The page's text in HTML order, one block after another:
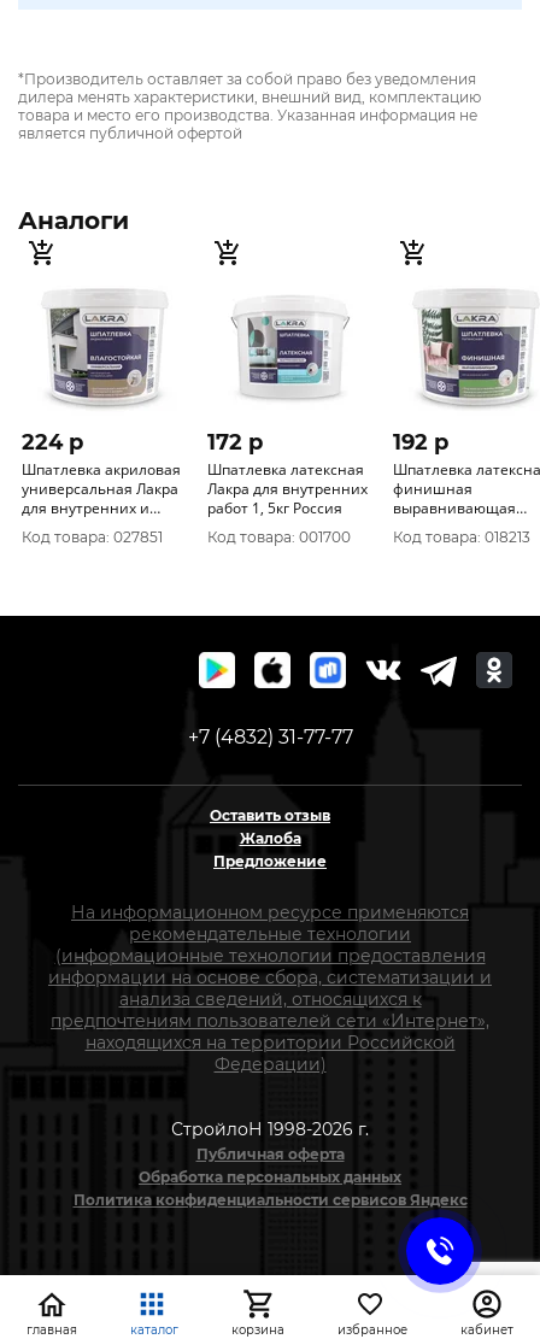
*Производитель оставляет за собой право без уведомления
дилера менять характеристики, внешний вид, комплектацию
товара и место его производства. Указанная информация не
является публичной офертой
Аналоги
224 p
Шпатлевка акриловая
универсальная Лакра
для внутренних и
наружных работ 1, 5
Код товара: 027851
172 p
Шпатлевка латексная
Лакра для внутренних
работ 1, 5кг Россия
Код товара: 001700
192 p
Шпатлевка
финишная
выравнивающая
Лакра для
гипсокартона 1, 5кг
Код товара: 018213
+7 (4832) 31-77-77
Оставить отзыв
Жалоба
Предложение
На информационном ресурсе применяются
рекомендательные технологии
(информационные технологии предоставления
информации на основе сбора, систематизации и
анализа сведений, относящихся к
предпочтениям пользователей сети «Интернет»,
находящихся на территории Российской
Федерации)
СтройлоН 1998-2026 г.
Публичная оферта
Обработка персональных данных
Политика конфиденциальности сервисов Яндекс
главная каталог корзина избранное кабинет